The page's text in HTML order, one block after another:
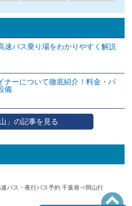
速バス乗り場をわかりやすく解説
ナーについて徹底紹介！料金・バ
備
山」の記事を見る
速バス・夜行バス予約 千葉発⇒岡山行